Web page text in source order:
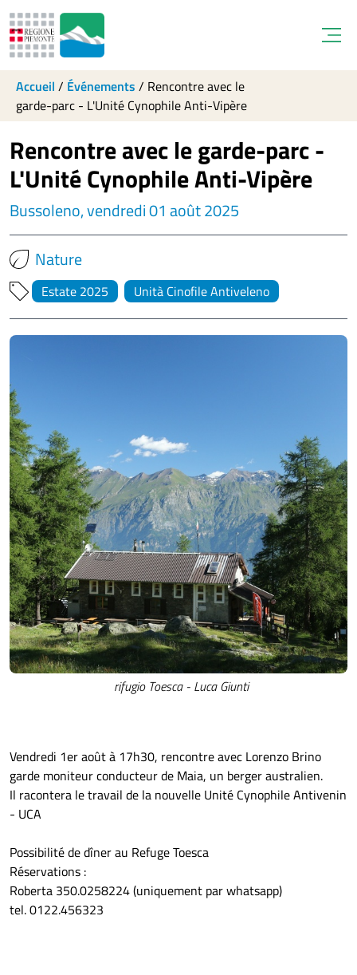
Accueil / Événements / Rencontre avec le
garde-parc - L'Unité Cynophile Anti-Vipère
Rencontre avec le garde-parc -
L'Unité Cynophile Anti-Vipère
Bussoleno, vendredi 01 août 2025
Nature
Estate 2025 Unità Cinofile Antiveleno
rifugio Toesca - Luca Giunti
Vendredi 1er août à 17h30, rencontre avec Lorenzo Brino
garde moniteur conducteur de Maia, un berger australien.
Il racontera le travail de la nouvelle Unité Cynophile Antivenin
- UCA
Possibilité de dîner au Refuge Toesca
Réservations :
Roberta 350.0258224 (uniquement par whatsapp)
tel. 0122.456323